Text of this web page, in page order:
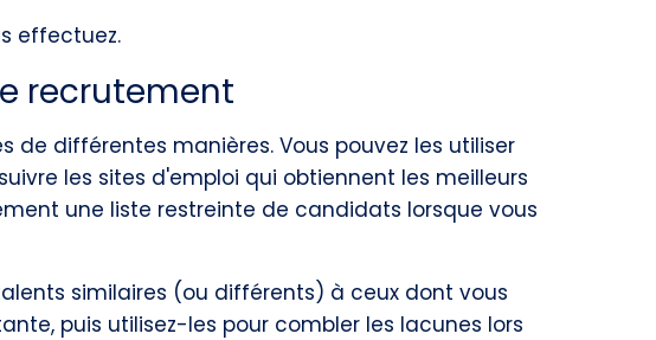
effectuez.
recrutement
différentes manières. Vous pouvez les utiliser
les sites d'emploi qui obtiennent les meilleurs
une liste restreinte de candidats lorsque vous
similaires (ou différents) à ceux dont vous
puis utilisez-les pour combler les lacunes lors